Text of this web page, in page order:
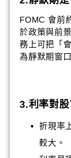
FOMC 會前
於政策與前
務上可把「
為靜默期窗口
3.利率對
折現率
較大。